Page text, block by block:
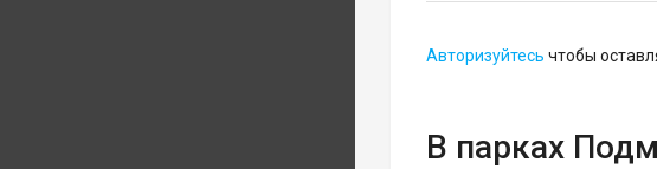
Авторизуйтесь чтобы
В парках